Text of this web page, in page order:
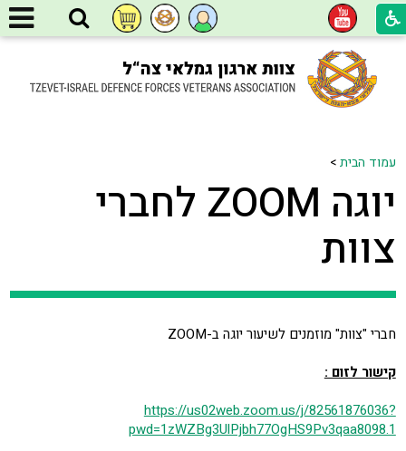
עמוד הבית>
יוגה ZOOM לחברי
צוות
חברי "צוות" מוזמנים לשיעור יוגה ב-ZOOM
קישור לזום :
https://us02web.zoom.us/j/82561876036?
pwd=1zWZBg3UlPjbh77OgHS9Pv3qaa8098.1